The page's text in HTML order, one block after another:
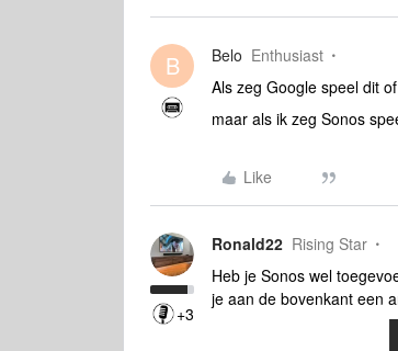
B Belo Enthusiast
Als zeg Google speel dit
maar als ik zeg Sonos
Like
+3
Ronald22 Rising Star
Heb je Sonos wel
je aan de bovenkant een